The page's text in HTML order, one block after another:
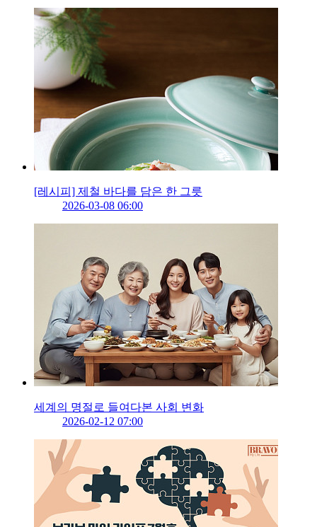
[레시피] 제철 바다를 담은 한 그릇
2026-03-08 06:00
세계의 명절로 들여다본 사회 변화
2026-02-12 07:00